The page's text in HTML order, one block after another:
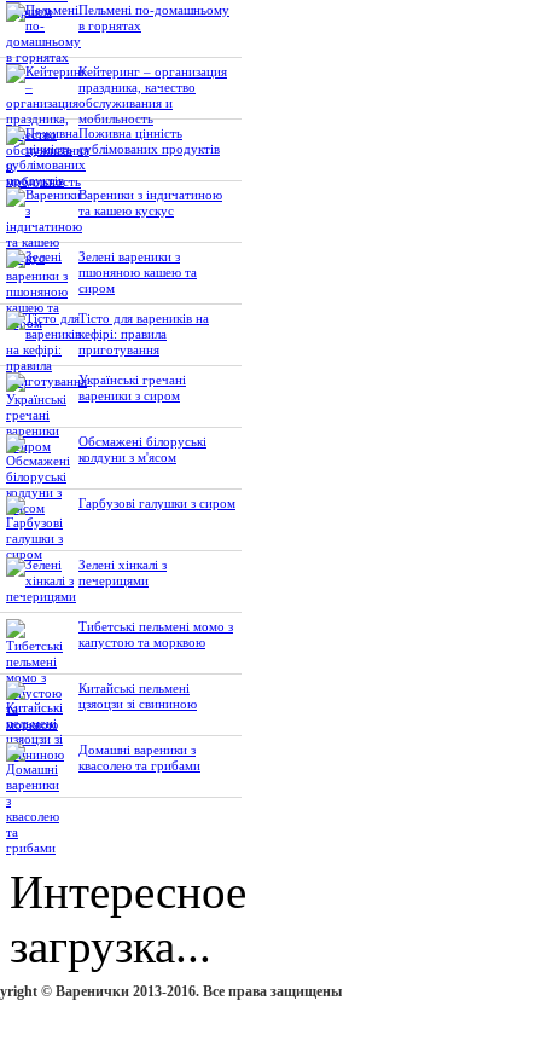
Пельмені по-домашньому
в горнятах
Кейтеринг – организация
праздника, качество
обслуживания и
мобильность
Поживна цінність
сублімованих продуктів
Вареники з індичатиною
та кашею кускус
Зелені вареники з
пшоняною кашею та
сиром
Тісто для вареників на
кефірі: правила
приготування
Українські гречані
вареники з сиром
Обсмажені білоруські
колдуни з м'ясом
Гарбузові галушки з сиром
Зелені хінкалі з
печерицями
Тибетські пельмені момо з
капустою та морквою
Китайські пельмені
цзяоцзи зі свининою
Домашні вареники з
квасолею та грибами
Интересное
загрузка...
© Варенички 2013-2016. Все права защищены